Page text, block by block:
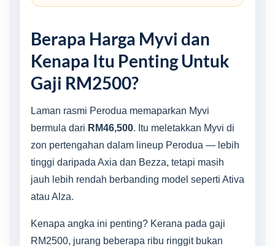
Berapa Harga Myvi dan
Kenapa Itu Penting Untuk
Gaji RM2500?
Laman rasmi Perodua memaparkan Myvi
bermula dari RM46,500. Itu meletakkan Myvi di
zon pertengahan dalam lineup Perodua — lebih
tinggi daripada Axia dan Bezza, tetapi masih
jauh lebih rendah berbanding model seperti Ativa
atau Alza.
Kenapa angka ini penting? Kerana pada gaji
RM2500, jurang beberapa ribu ringgit bukan